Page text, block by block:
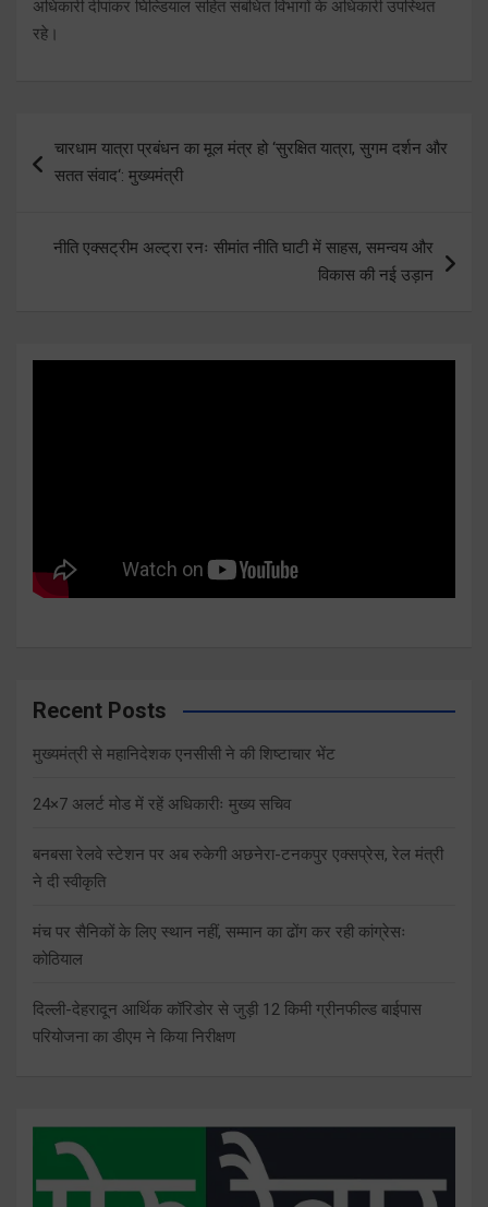
अधिकारी दीपांकर घिल्डियाल सहित संबंधित विभागों के अधिकारी उपस्थित
रहे।
navigation
चारधाम यात्रा प्रबंधन का मूल मंत्र हो ‘सुरक्षित यात्रा, सुगम दर्शन और
सतत संवाद‘: मुख्यमंत्री
नीति एक्सट्रीम अल्ट्रा रनः सीमांत नीति घाटी में साहस, समन्वय और
विकास की नई उड़ान
Recent Posts
मुख्यमंत्री से महानिदेशक एनसीसी ने की शिष्टाचार भेंट
24×7 अलर्ट मोड में रहें अधिकारीः मुख्य सचिव
बनबसा रेलवे स्टेशन पर अब रुकेगी अछनेरा-टनकपुर एक्सप्रेस, रेल मंत्री
ने दी स्वीकृति
मंच पर सैनिकों के लिए स्थान नहीं, सम्मान का ढोंग कर रही कांग्रेसः
कोठियाल
दिल्ली-देहरादून आर्थिक कॉरिडोर से जुड़ी 12 किमी ग्रीनफील्ड बाईपास
परियोजना का डीएम ने किया निरीक्षण